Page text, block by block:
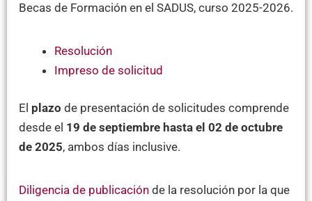
Becas de Formación en el SADUS, curso 2025-2026.
Resolución
Impreso de solicitud
El plazo de presentación de solicitudes comprende
desde el 19 de septiembre hasta el 02 de octubre
de 2025, ambos días inclusive.
Diligencia de publicación de la resolución por la que